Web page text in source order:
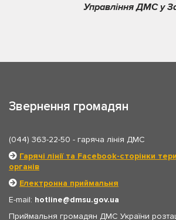
Управління ДМС у
Звернення громадян
(044) 363-22-50 - гаряча лінія ДМС
Гарячі лінії та Facebook-сторінки
органів
Електронна приймальня
E-mail: hotline
dmsu.gov.ua
Приймальня громадян ДМС України